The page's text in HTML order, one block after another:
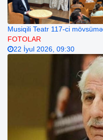
Musiqili Teatr 117-ci
FOTOLAR
22 İyul 2026, 09:30